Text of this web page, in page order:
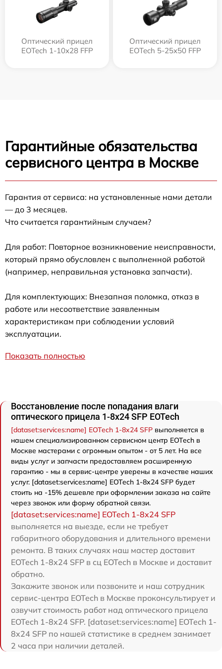
Оптический прицел
EOTech 1-10x28 FFP
Оптический прицел
EOTech 5-25x50 FFP
Гарантийные обязательства
сервисного центра в Москве
Гарантия от сервиса: на установленные нами детали
— до 3 месяцев.
Что считается гарантийным случаем?
Для работ: Повторное возникновение неисправности,
который прямо обусловлен с выполненной работой
(например, неправильная установка запчасти).
Для комплектующих: Внезапная поломка, отказ в
работе или несоответствие заявленным
характеристикам при соблюдении условий
эксплуатации.
Показать полностью
Восстановление после попадания влаги
оптического прицела 1-8x24 SFP EOTech
[dataset:services:name] EOTech 1-8x24 SFP выполняется в
нашем специализированном сервисном центр EOTech в
Москве мастерами с огромным опытом - от 5 лет. На все
виды услуг и запчасти предоставляем расширенную
гарантию - мы в сервис-центре уверены в качестве наших
услуг. [dataset:services:name] EOTech 1-8x24 SFP будет
стоить на -15% дешевле при оформлении заказа на сайте
через звонок или форму обратной связи.
[dataset:services:name] EOTech 1-8x24 SFP
выполняется на выезде, если не требует
габаритного оборудования и длительного времени
ремонта. В таких случаях наш мастер доставит
EOTech 1-8x24 SFP в сц EOTech в Москве и доставит
обратно.
Закажите звонок или позвоните и наш сотрудник
сервис-центра EOTech в Москве проконсультирует и
озвучит стоимость работ над оптического прицела
EOTech 1-8x24 SFP. [dataset:services:name] EOTech 1-
8x24 SFP по нашей статистике в среднем занимает
2 часа при наличии деталей.